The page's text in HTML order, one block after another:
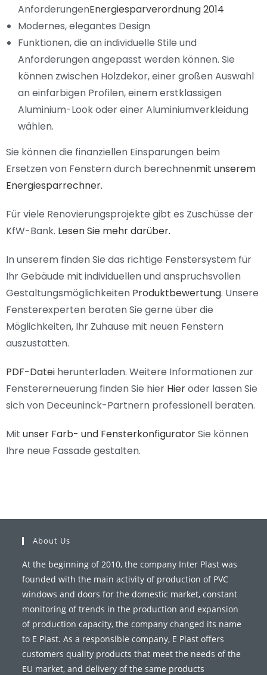
AnforderungenEnergiesparverordnung 2014
Modernes, elegantes Design
Funktionen, die an individuelle Stile und
Anforderungen angepasst werden können. Sie
können zwischen Holzdekor, einer großen Auswahl
an einfarbigen Profilen, einem erstklassigen
Aluminium-Look oder einer Aluminiumverkleidung
wählen.
Sie können die finanziellen Einsparungen beim
Ersetzen von Fenstern durch berechnenmit unserem
Energiesparrechner.
Für viele Renovierungsprojekte gibt es Zuschüsse der
KfW-Bank. Lesen Sie mehr darüber.
In unserem finden Sie das richtige Fenstersystem für
Ihr Gebäude mit individuellen und anspruchsvollen
Gestaltungsmöglichkeiten Produktbewertung. Unsere
Fensterexperten beraten Sie gerne über die
Möglichkeiten, Ihr Zuhause mit neuen Fenstern
auszustatten.
PDF-Datei herunterladen. Weitere Informationen zur
Fenstererneuerung finden Sie hier Hieroder lassen Sie
sich von Deceuninck-Partnern professionell beraten.
Mit unser Farb- und FensterkonfiguratorSie können
Ihre neue Fassade gestalten.
About Us
At the beginning of 2010, the company Inter Plast was
founded with the main activity of production of PVC
windows and doors for the domestic market, constant
monitoring of trends in the production and expansion
of production capacity, the company changed its name
to E Plast. As a responsible company, E Plast offers
customers quality products that meet the needs of the
EU market, and delivery of the same products